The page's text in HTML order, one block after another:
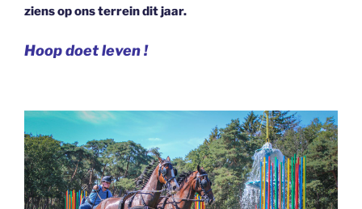
ziens op ons terrein dit jaar.
Hoop doet leven !